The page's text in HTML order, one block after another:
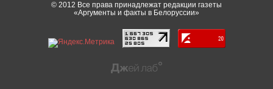
© 2012 Все права принадлежат редакции газеты
«Аргументы и факты в Белоруссии»